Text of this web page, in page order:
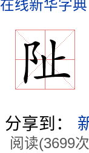
在线新华字典
分享到：
阅读(3699